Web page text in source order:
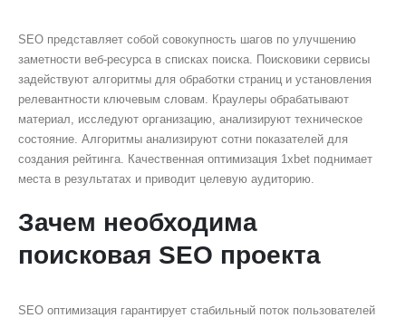
SEO представляет собой совокупность шагов по улучшению
заметности веб-ресурса в списках поиска. Поисковики сервисы
задействуют алгоритмы для обработки страниц и установления
релевантности ключевым словам. Краулеры обрабатывают
материал, исследуют организацию, анализируют техническое
состояние. Алгоритмы анализируют сотни показателей для
создания рейтинга. Качественная оптимизация 1xbet поднимает
места в результатах и приводит целевую аудиторию.
Зачем необходима
поисковая SEO проекта
SEO оптимизация гарантирует стабильный поток пользователей